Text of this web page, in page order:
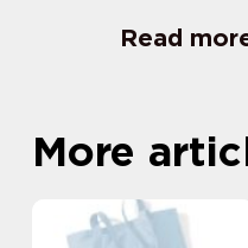
Read
More